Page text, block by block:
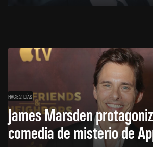
HACE 2 DÍAS
James Marsden
comedia de misterio de